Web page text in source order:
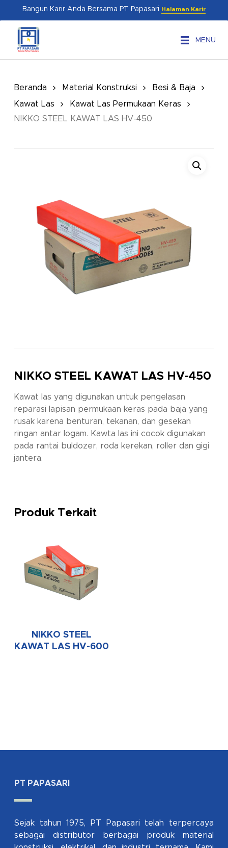
content
Bangun Karir Anda Bersama PT Papasari Halaman Karir
MENU
Beranda Material Konstruksi
Besi & Baja
Kawat Las
Kawat Las Permukaan Keras
NIKKO STEEL KAWAT LAS HV-450
NIKKO STEEL KAWAT LAS HV-450
Kawat las yang digunakan untuk pengelasan
reparasi lapisan permukaan keras pada baja yang
rusak karena benturan, tekanan, dan gesekan
ringan antar logam. Kawta las ini cocok digunakan
pada rantai buldozer, roda kerekan, roller dan gigi
jantera.
Produk Terkait
NIKKO STEEL
KAWAT LAS HV-600
PT PAPASARI
Sejak tahun 1975, PT Papasari telah terpercaya
sebagai distributor berbagai produk material
Menu